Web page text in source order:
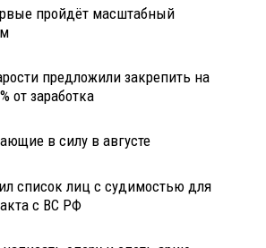
пройдёт масштабный
предложили закрепить на
от заработка
в силу в августе
список лиц с судимостью для
с ВС РФ